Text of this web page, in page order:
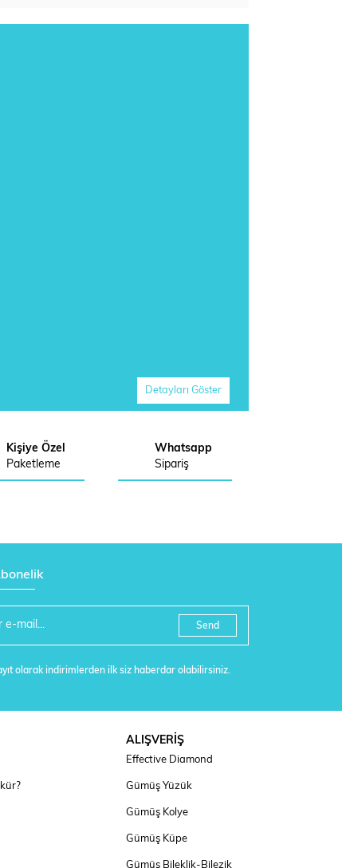
Detayları Göster
Kişiye Özel
Paketleme
Whatsapp
Sipariş
Send
olarak indirimlerden ilk siz haberdar olabilirsiniz.
ALIŞVERİŞ
Effective Diamond
Gümüş Yüzük
Gümüş Kolye
Gümüş Küpe
Gümüş Bileklik-Bilezik